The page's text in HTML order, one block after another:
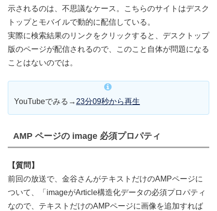
示されるのは、不思議なケース。こちらのサイトはデスク
トップとモバイルで動的に配信している。
実際に検索結果のリンクをクリックすると、デスクトップ
版のページが配信されるので、このこと自体が問題になる
ことはないのでは。
YouTubeでみる→ 23分09秒から再生
AMP ページの image 必須プロパティ
【質問】
前回の放送で、金谷さんがテキストだけのAMPページに
ついて、「imageがArticle構造化データの必須プロパティ
なので、テキストだけのAMPページに画像を追加すれば